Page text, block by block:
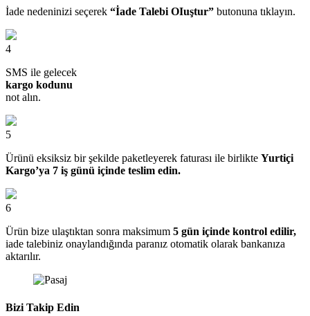
İade nedeninizi seçerek “İade Talebi OIuştur” butonuna tıklayın.
4
SMS ile gelecek
kargo kodunu
not alın.
5
Ürünü eksiksiz bir şekilde paketleyerek faturası ile birlikte Yurtiçi
Kargo’ya 7 iş günü içinde teslim edin.
6
Ürün bize ulaştıktan sonra maksimum 5 gün içinde kontrol edilir,
iade talebiniz onaylandığında paranız otomatik olarak bankanıza
aktarılır.
Bizi Takip Edin